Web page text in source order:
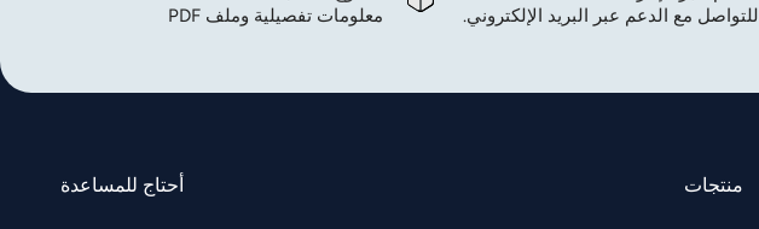
معلومات تفصيلية وملف PDF للتواصل مع الدعم عبر البريد الإلكتروني.
منتجات أحتاج للمساعدة